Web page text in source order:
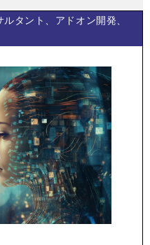
タント、アドオン開発、